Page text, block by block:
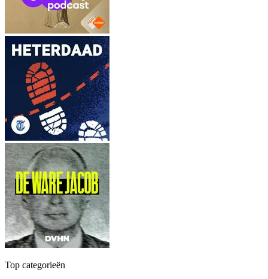
Top categorieën